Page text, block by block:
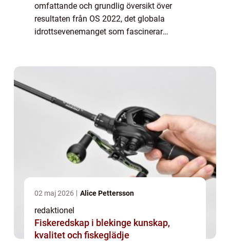
omfattande och grundlig översikt över
resultaten från OS 2022, det globala
idrottsevenemanget som fascinerar
02 maj 2026 Alice Pettersson
redaktionel
Fiskeredskap i blekinge kunskap,
kvalitet och fiskeglädje